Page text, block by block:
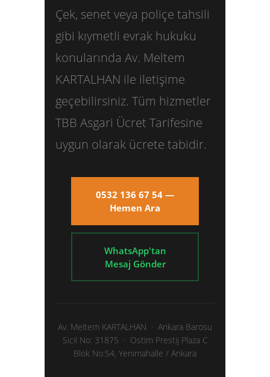
Çek, senet veya poliçe tahsili
gibi kıymetli evrak hukuku
konularında Av. Meltem
KARTALHAN ile iletişime
geçebilirsiniz. Tüm hizmetler
TBB Asgari Ücret Tarifesine
uygun olarak ücrete tabidir.
0532 136 67 54 —
Hemen Ara
WhatsApp'tan
Mesaj Gönder
Av. Meltem KARTALHAN · Ankara Barosu
Sicil No: 31875 · Ostim Prestij Plaza C
Blok No:54, Yenimahalle / Ankara